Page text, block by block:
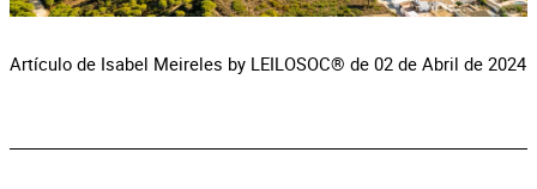
Artículo de Isabel Meireles by LEILOSOC® de 02 de Abril de 2024